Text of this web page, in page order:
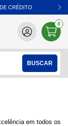
CRÉDITO
0
em todos os